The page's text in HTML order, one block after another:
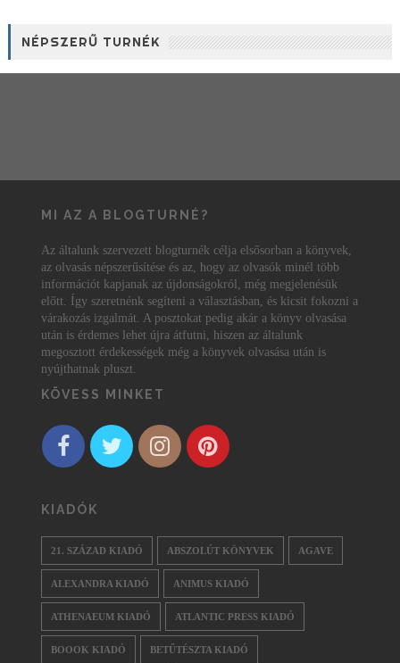
NÉPSZERŰ TURNÉK
MI AZ A BLOGTURNÉ?
Az általunk szervezett blogturnék célja elsősorban a könyvek,
az olvasás népszerűsítése és az, hogy az olvasók minél több
információt kapjanak az újdonságokról, még megjelenésük
előtt. Így szeretnénk segíteni a választásban, és kicsit fokozni a
várakozás izgalmát. A posztokat pedig akár a könyv olvasása
után is érdemes lehet újra átfutni, hiszen az általunk
megosztott érdekességek még a könyvek olvasása után is
nyújthatnak pluszt.
KÖVESS MINKET
KIADÓK
21. SZÁZAD KIADÓ ABSZOLÚT KÖNYVEK AGAVE
ALEXANDRA KIADÓ ANIMUS KIADÓ
ATHENAEUM KIADÓ ATLANTIC PRESS KIADÓ
BOOOK KIADÓ BETŰTÉSZTA KIADÓ